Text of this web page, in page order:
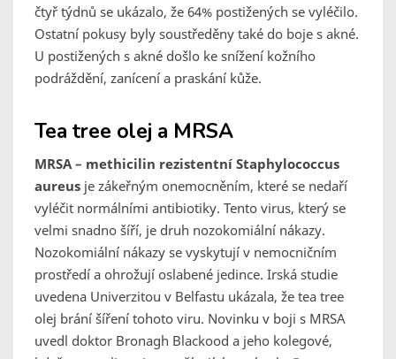
čtyř týdnů se ukázalo, že 64% postižených se vyléčilo.
Ostatní pokusy byly soustředěny také do boje s akné.
U postižených s akné došlo ke snížení kožního
podráždění, zanícení a praskání kůže.
Tea tree olej a MRSA
MRSA – methicilin rezistentní Staphylococcus
aureus je zákeřným onemocněním, které se nedaří
vyléčit normálními antibiotiky. Tento virus, který se
velmi snadno šíří, je druh nozokomiální nákazy.
Nozokomiální nákazy se vyskytují v nemocničním
prostředí a ohrožují oslabené jedince. Irská studie
uvedena Univerzitou v Belfastu ukázala, že tea tree
olej brání šíření tohoto viru. Novinku v boji s MRSA
uvedl doktor Bronagh Blackood a jeho kolegové,